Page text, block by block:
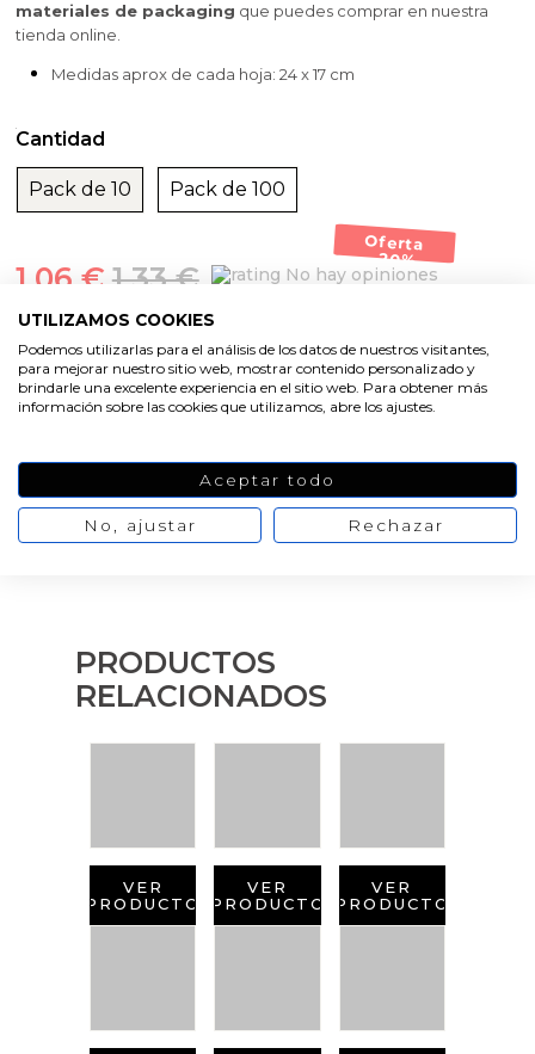
materiales de packaging que puedes comprar en nuestra
tienda online.
Medidas aprox de cada hoja: 24 x 17 cm
Cantidad
Pack de 10 Pack de 100
Oferta
-20%
1,33 €
1,06 €
No hay opiniones
AÑADIR AL CARRITO
PRODUCTOS
RELACIONADOS
VER
PRODUCTO
VER
PRODUCTO
VER
PRODUCTO
UTILIZAMOS COOKIES
Podemos utilizarlas para el análisis de los datos de nuestros visitantes,
para mejorar nuestro sitio web, mostrar contenido personalizado y
brindarle una excelente experiencia en el sitio web. Para obtener más
información sobre las cookies que utilizamos, abre los ajustes.
Aceptar todo
No, ajustar Rechazar